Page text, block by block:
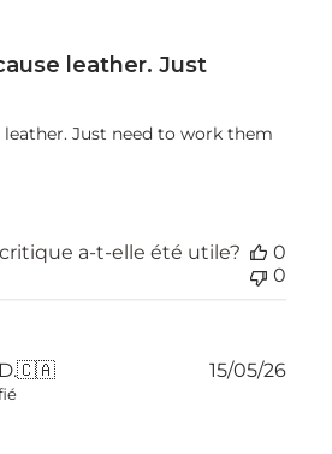
leather. Just
Just need to work them
a-t-elle été utile?
0
0
🇨🇦
Date
15/05/26